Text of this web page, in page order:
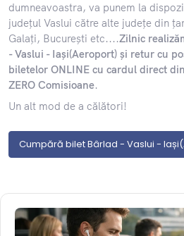
dumneavoastra, va punem la
județul Vaslui către alte județe din
Galați, București etc....Zilnic
- Vaslui - Iași(Aeroport) și retur cu
biletelor ONLINE cu cardul direct
ZERO Comisioane.
Un alt mod de a călători!
Cumpără bilet Bârlad - Vaslui -